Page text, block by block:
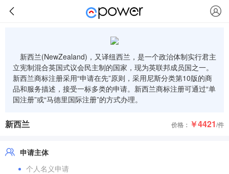
新西兰(NewZealand)，又译纽西兰，是一个政治体制实行君主
立宪制混合英国式议会民主制的国家，现为英联邦成员国之一。
新西兰商标注册采用“申请在先”原则，采用尼斯分类第10版的商
品和服务描述，接受一标多类的申请。新西兰商标注册可通过“单
国注册”或“马德里国际注册”的方式办理。
新西兰 价格： ￥4421/件
申请主体
个人名义申请